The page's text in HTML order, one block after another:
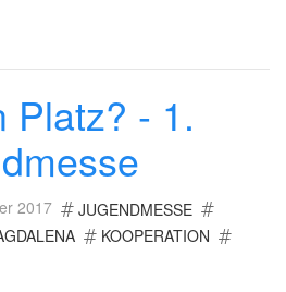
Platz? - 1.
2017
JUGENDMESSE
KOOPERATION